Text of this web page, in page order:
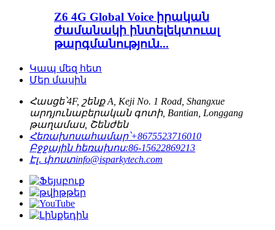
Z6 4G Global Voice իրական
ժամանակի ինտելեկտուալ
թարգմանություն...
Կապ մեզ հետ
Մեր մասին
Հասցե՝4F, շենք A, Keji No. 1 Road, Shangxue
արդյունաբերական գոտի, Bantian, Longgang
թաղամաս, Շենժեն
Հեռախոսահամար՝+8675523716010
Բջջային հեռախոս:86-15622869213
Էլ․ փոստinfo@isparkytech.com